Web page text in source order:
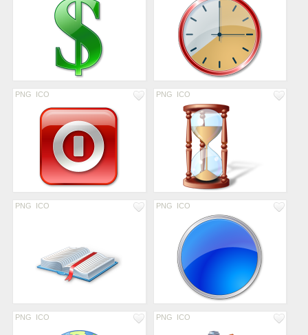
PNG ICO PNG ICO
PNG ICO PNG ICO
PNG ICO PNG ICO